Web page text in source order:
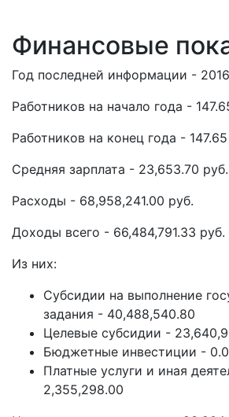
Финансовые
Год последней информации - 2016
Работников на начало года -
Работников на конец года -
Средняя зарплата - 23,653.70 руб.
Расходы - 68,958,241.00 руб.
Доходы всего - 66,484,791.33 руб.
Из них:
Субсидии на выполнение
задания - 40,488,540.80
Целевые субсидии -
Бюджетные инвестиции -
Платные услуги и иная
2,355,298.00